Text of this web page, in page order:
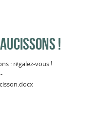
!
: régalez-vous !